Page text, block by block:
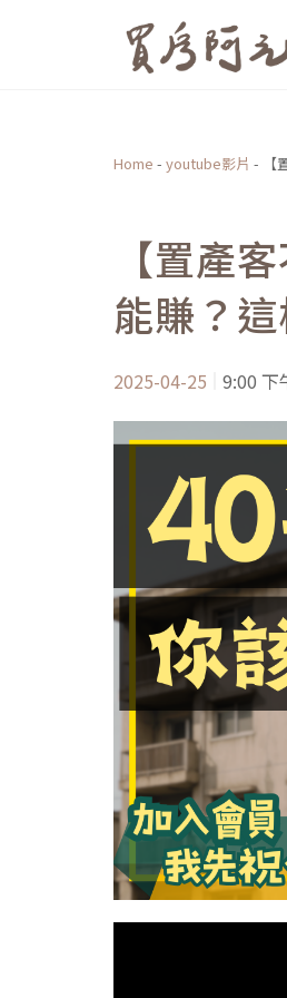
Home - youtube影片 -
【置產
能賺？
2025-04-25 9:00 下